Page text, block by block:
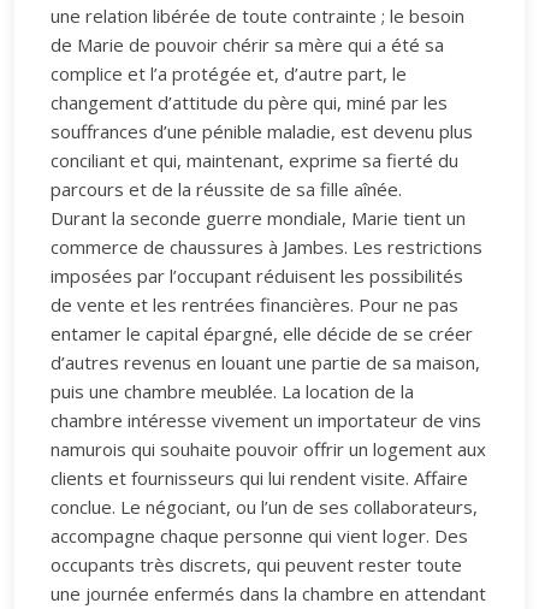
une relation libérée de toute contrainte ; le besoin
de Marie de pouvoir chérir sa mère qui a été sa
complice et l’a protégée et, d’autre part, le
changement d’attitude du père qui, miné par les
souffrances d’une pénible maladie, est devenu plus
conciliant et qui, maintenant, exprime sa fierté du
parcours et de la réussite de sa fille aînée.
Durant la seconde guerre mondiale, Marie tient un
commerce de chaussures à Jambes. Les restrictions
imposées par l’occupant réduisent les possibilités
de vente et les rentrées financières. Pour ne pas
entamer le capital épargné, elle décide de se créer
d’autres revenus en louant une partie de sa maison,
puis une chambre meublée. La location de la
chambre intéresse vivement un importateur de vins
namurois qui souhaite pouvoir offrir un logement aux
clients et fournisseurs qui lui rendent visite. Affaire
conclue. Le négociant, ou l’un de ses collaborateurs,
accompagne chaque personne qui vient loger. Des
occupants très discrets, qui peuvent rester toute
une journée enfermés dans la chambre en attendant